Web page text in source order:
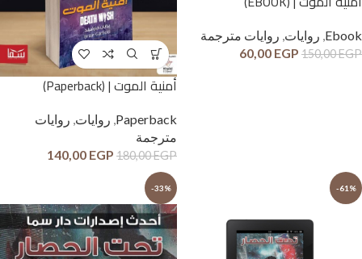
Ebook
, روايات, روايات مترجمة
150,00EGP
60,00 EGP
أمنية الموت | (Paperback)
Paperback روايات روايات
مترجمة
180,00EGP
140,00 EGP
-61%
-33%